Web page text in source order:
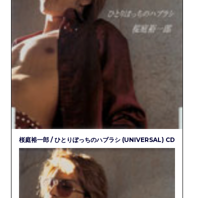
桜庭裕一郎 / ひとりぼっちのハブラシ (UNIVERSAL) CD